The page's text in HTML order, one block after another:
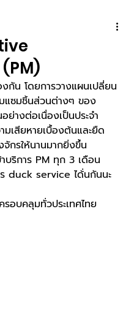
กัน โดยการวางแผนเปลี่ยน
แซมชิ้นส่วนต่างๆ ของ
ย่างต่อเนื่องเป็นประจำ
มเสียหายเบื้องต้นและยืด
จักรให้นานมากยิ่งขึ้น
บริการ PM ทุก 3 เดือน
ร duck service ได้่นกันนะ
อบคลุมทั่วประเทศไทย